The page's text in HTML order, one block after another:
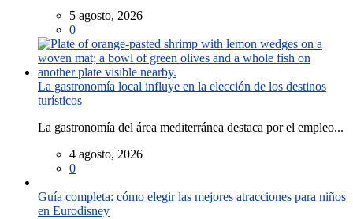
5 agosto, 2026
0
La gastronomía local influye en la elección de los destinos
turísticos
La gastronomía del área mediterránea destaca por el empleo...
4 agosto, 2026
0
Guía completa: cómo elegir las mejores atracciones para niños
en Eurodisney